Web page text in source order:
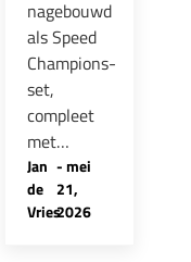
nagebouwd
als Speed
Champions-
set,
compleet
met…
Jan
de
Vries
-mei
21,
2026